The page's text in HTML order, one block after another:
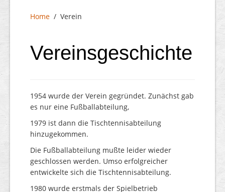
Mannschaften
Sonstiges
Home / Verein
Vereinsgeschichte
1954 wurde der Verein gegründet. Zunächst gab
es nur eine Fußballabteilung,
1979 ist dann die Tischtennisabteilung
hinzugekommen.
Die Fußballabteilung mußte leider wieder
geschlossen werden. Umso erfolgreicher
entwickelte sich die Tischtennisabteilung.
1980 wurde erstmals der Spielbetrieb